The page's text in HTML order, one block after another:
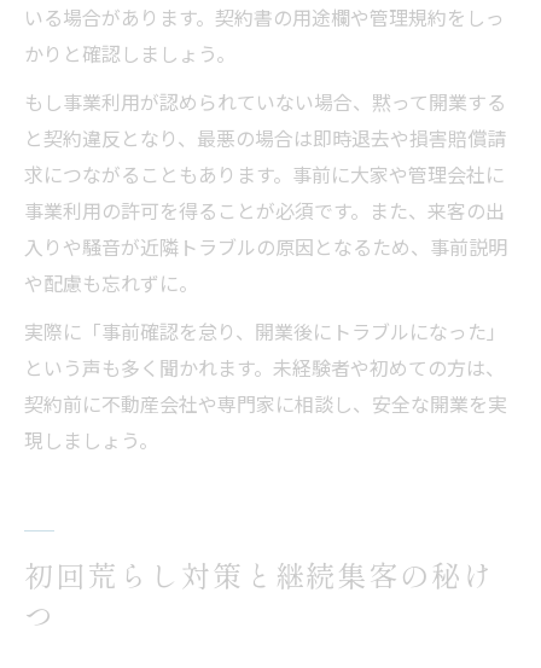
いる場合があります。契約書の用途欄や管理規約をしっ
かりと確認しましょう。
もし事業利用が認められていない場合、黙って開業する
と契約違反となり、最悪の場合は即時退去や損害賠償請
求につながることもあります。事前に大家や管理会社に
事業利用の許可を得ることが必須です。また、来客の出
入りや騒音が近隣トラブルの原因となるため、事前説明
や配慮も忘れずに。
実際に「事前確認を怠り、開業後にトラブルになった」
という声も多く聞かれます。未経験者や初めての方は、
契約前に不動産会社や専門家に相談し、安全な開業を実
現しましょう。
初回荒らし対策と継続集客の秘け
つ